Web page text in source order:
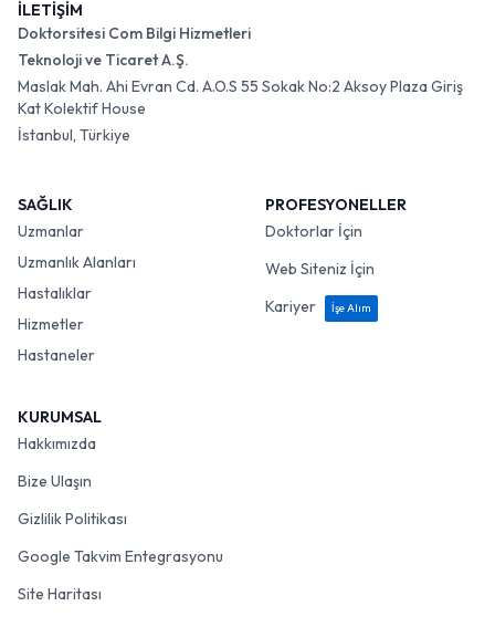
İLETİŞİM
Doktorsitesi Com Bilgi Hizmetleri
Teknoloji ve Ticaret A.Ş.
Maslak Mah. Ahi Evran Cd. A.O.S 55 Sokak No:2 Aksoy Plaza Giriş
Kat Kolektif House
İstanbul, Türkiye
SAĞLIK
Uzmanlar
Uzmanlık Alanları
Hastalıklar
Hizmetler
Hastaneler
PROFESYONELLER
Doktorlar İçin
Web Siteniz İçin
Kariyer
İşe Alım
KURUMSAL
Hakkımızda
Bize Ulaşın
Gizlilik Politikası
Google Takvim Entegrasyonu
Site Haritası